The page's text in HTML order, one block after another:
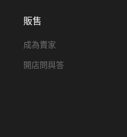
販售
成為賣家
開店問與答